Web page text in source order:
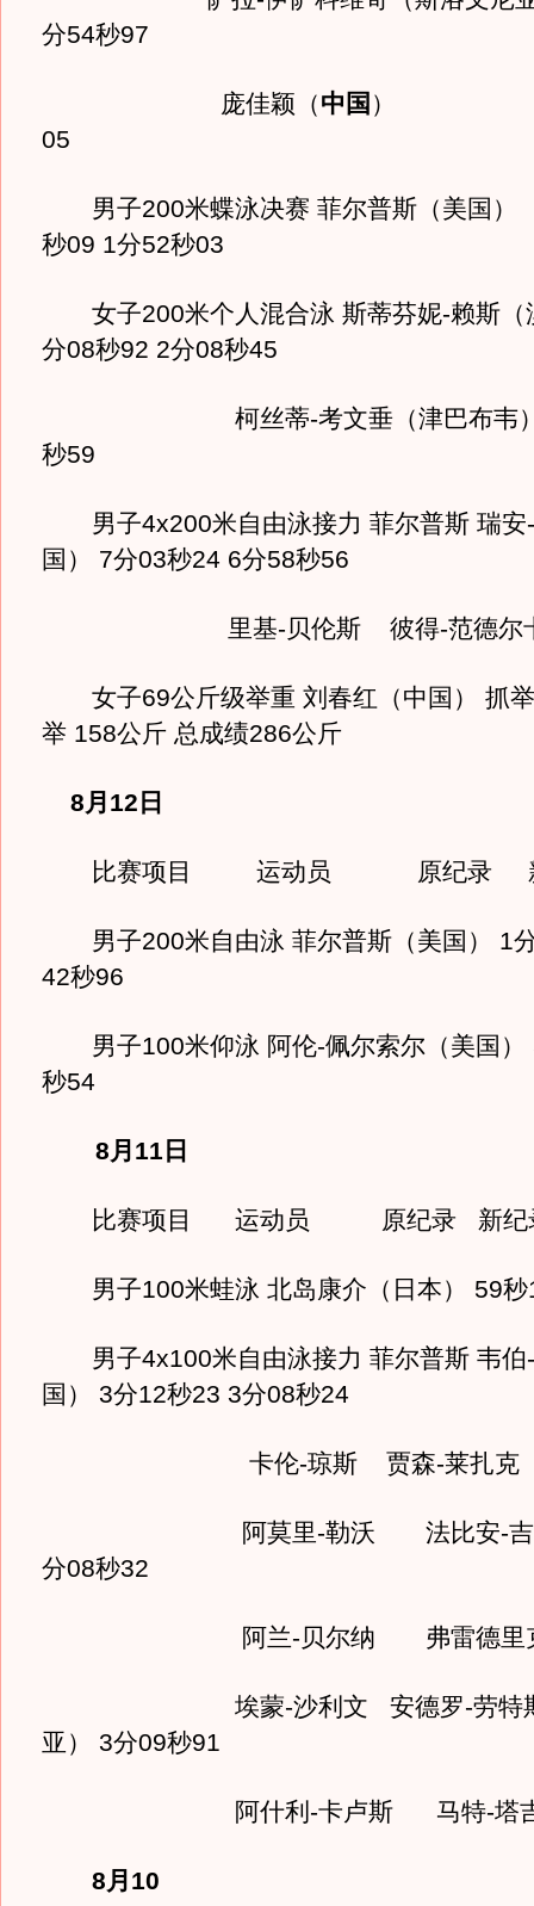
分54秒97
庞佳颖（中国 ） 1
05
男子200米蝶泳决赛 菲尔普斯（美
秒09 1分52秒03
女子200米个人混合泳 斯蒂芬妮-赖斯（
分08秒92 2分08秒45
柯丝蒂-考文垂（津巴布
秒59
男子4x200米自由泳接力 菲尔普斯 瑞安-
国） 7分03秒24 6分58秒56
里基-贝伦斯 彼得-范德尔
女子69公斤级举重 刘春红（中国） 抓
举 158公斤 总成绩286公斤
8月12日
比赛项目 运动员 原纪录 新
男子200米自由泳 菲尔普斯（美国） 1
42秒96
男子100米仰泳 阿伦-佩尔索尔（美国
秒54
8月11日
比赛项目 运动员 原纪录 新纪
男子100米蛙泳 北岛康介（日本） 59
男子4x100米自由泳接力 菲尔普斯 韦伯
国） 3分12秒23 3分08秒24
卡伦-琼斯 贾森-莱扎克
阿莫里-勒沃 法比安-吉洛
分08秒32
阿兰-贝尔纳 弗雷德里克-
埃蒙-沙利文 安德罗-劳特斯
亚） 3分09秒91
阿什利-卡卢斯 马特-塔吉
8月10